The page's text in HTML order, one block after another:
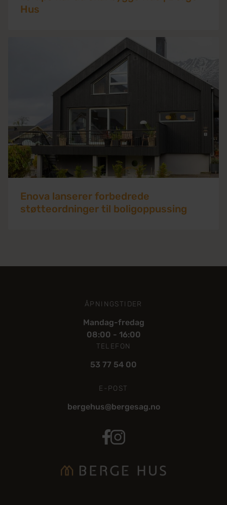
Hus
Enova lanserer forbedrede
støtteordninger til boligoppussing
ÅPNINGSTIDER
Mandag-fredag
08:00 - 16:00
TELEFON
53 77 54 00
E-POST
bergehus@bergesag.no
BergeHus Facebook
BergeHus Instagram